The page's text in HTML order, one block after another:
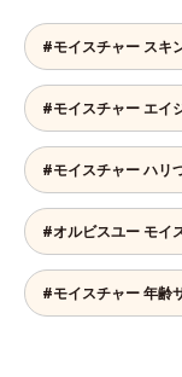
#モイスチャー スキ
#モイスチャー エイ
#モイスチャー ハリ
#オルビスユー モイ
#モイスチャー 年齢